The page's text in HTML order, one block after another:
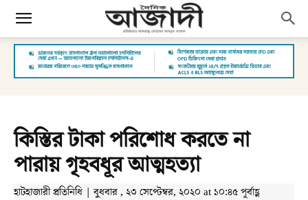
কিস্তির টাকা পরিশোধ করতে না
পারায় গৃহবধূর আত্মহত্যা
হাটহাজারী প্রতিনিধি | বুধবার , ২৩ সেপ্টেম্বর, ২০২০ at ১০:৪৫ পূর্বাহ্ণ